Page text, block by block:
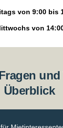
von 9:00 bis
von
Überblick